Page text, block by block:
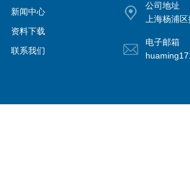
新闻中心
资料下载
联系我们
公司地址
上海杨浦
电子邮箱